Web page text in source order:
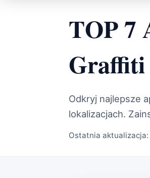
TOP 7
Graffiti
Odkryj najlepsze
lokalizacjach.
Ostatnia aktualizacja: